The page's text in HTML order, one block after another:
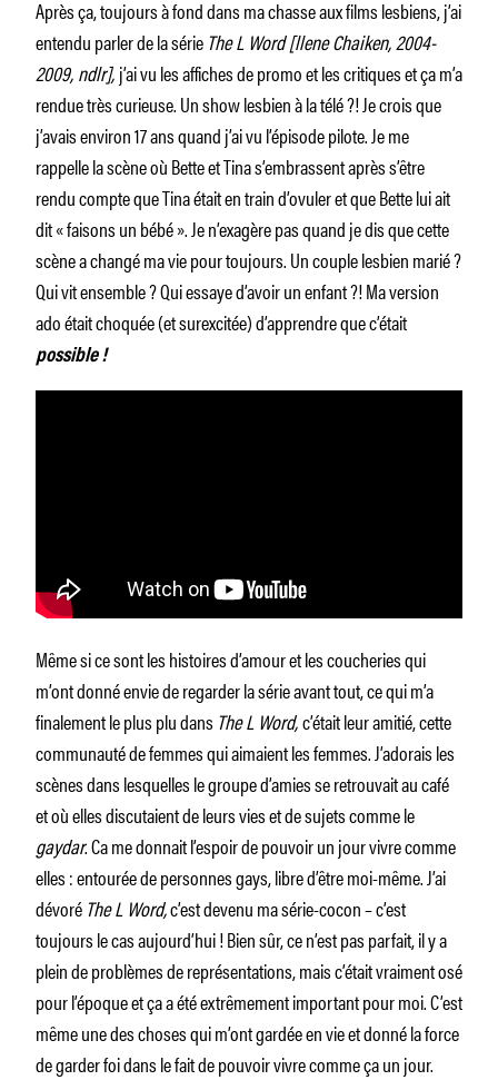
Après ça, toujours à fond dans ma chasse aux films lesbiens, j’ai
entendu parler de la sérieThe L Word [llene Chaiken, 2004-
2009, ndlr],j’ai vu les affiches de promo et les critiques et ça m’a
rendue très curieuse. Un show lesbien à la télé ?! Je crois que
j’avais environ 17 ans quand j’ai vu l’épisode pilote. Je me
rappelle la scène où Bette et Tina s’embrassent après s’être
rendu compte que Tina était en train d’ovuler et que Bette lui ait
dit « faisons un bébé ». Je n’exagère pas quand je dis que cette
scène a changé ma vie pour toujours. Un couple lesbien marié ?
Qui vit ensemble ? Qui essaye d’avoir un enfant ?! Ma version
ado était choquée (et surexcitée) d’apprendre que c’était
possible !
Même si ce sont les histoires d’amour et les coucheries qui
m’ont donné envie de regarder la série avant tout, ce qui m’a
finalement le plus plu dansThe L Word,c’était leur amitié, cette
communauté de femmes qui aimaient les femmes. J’adorais les
scènes dans lesquelles le groupe d’amies se retrouvait au café
et où elles discutaient de leurs vies et de sujets comme le
gaydar. Ca me donnait l’espoir de pouvoir un jour vivre comme
elles : entourée de personnes gays, libre d’être moi-même. J’ai
dévoréThe L Word,c’est devenu ma série-cocon – c’est
toujours le cas aujourd’hui ! Bien sûr, ce n’est pas parfait, il y a
plein de problèmes de représentations, mais c’était vraiment osé
pour l’époque et ça a été extrêmement important pour moi. C’est
même une des choses qui m’ont gardée en vie et donné la force
de garder foi dans le fait de pouvoir vivre comme ça un jour.